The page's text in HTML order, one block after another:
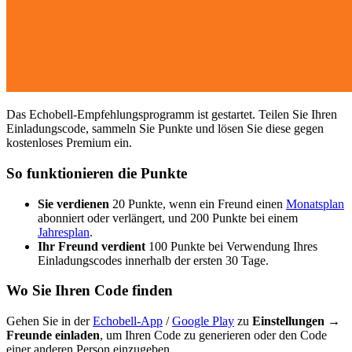
Das Echobell-Empfehlungsprogramm ist gestartet. Teilen Sie Ihren
Einladungscode, sammeln Sie Punkte und lösen Sie diese gegen
kostenloses Premium ein.
So funktionieren die Punkte
Sie verdienen 20 Punkte, wenn ein Freund einen Monatsplan
abonniert oder verlängert, und 200 Punkte bei einem
Jahresplan.
Ihr Freund verdient 100 Punkte bei Verwendung Ihres
Einladungscodes innerhalb der ersten 30 Tage.
Wo Sie Ihren Code finden
Gehen Sie in derEchobell-App /Google Play zu Einstellungen →
Freunde einladen, um Ihren Code zu generieren oder den Code
einer anderen Person einzugeben.